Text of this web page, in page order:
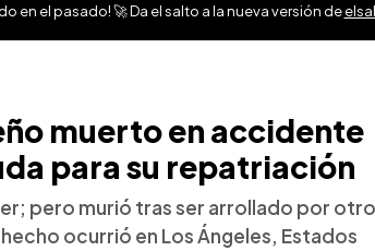
en el pasado! 🚀 Da el salto a la nueva versión de
muerto en accidente
para su repatriación
pero murió tras ser arrollado por otro
ocurrió en Los Ángeles, Estados